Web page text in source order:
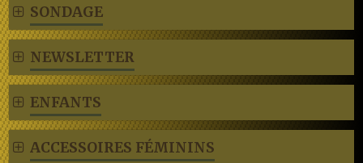
SONDAGE
NEWSLETTER
ENFANTS
ACCESSOIRES FÉMININS